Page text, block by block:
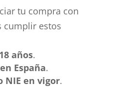
tu compra con
cumplir estos
años.
España.
NIE en vigor.